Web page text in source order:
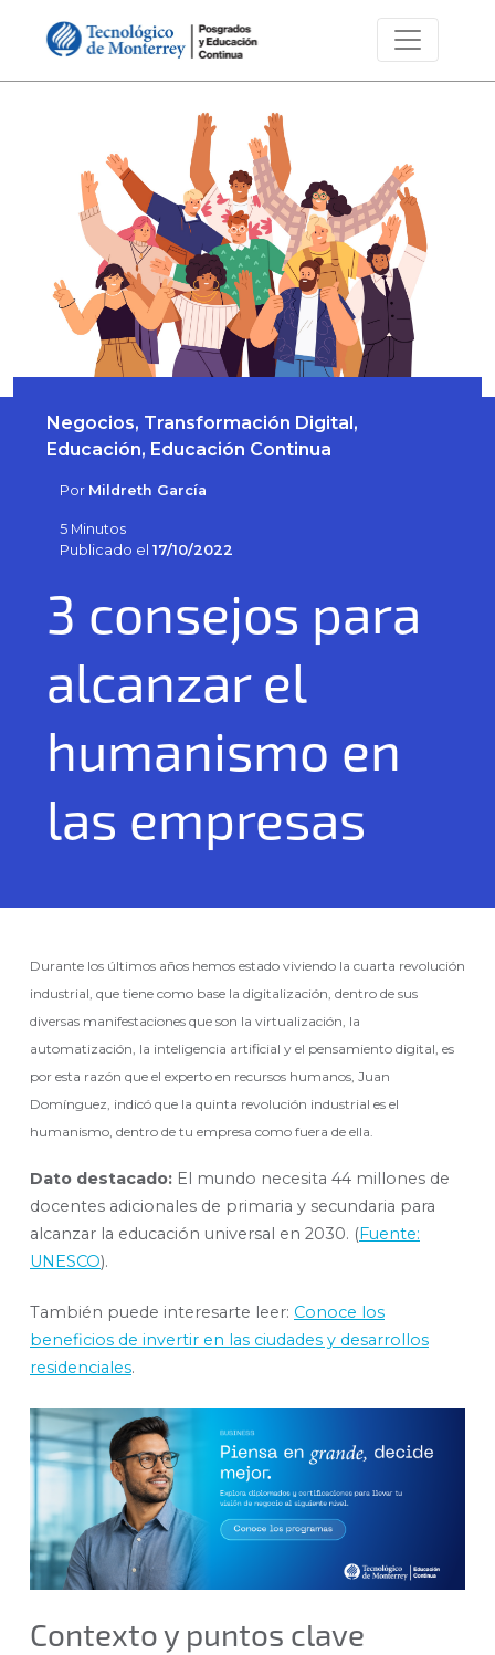
Negocios, Transformación Digital,
Educación, Educación Continua
Por Mildreth García
5 Minutos
Publicado el 17/10/2022
3 consejos para
alcanzar el
humanismo en
las empresas
Durante los últimos años hemos estado viviendo la cuarta revolución
industrial, que tiene como base la digitalización, dentro de sus
diversas manifestaciones que son la virtualización, la
automatización, la inteligencia artificial y el pensamiento digital, es
por esta razón que el experto en recursos humanos, Juan
Domínguez, indicó que la quinta revolución industrial es el
humanismo, dentro de tu empresa como fuera de ella.
Dato destacado: El mundo necesita 44 millones de
docentes adicionales de primaria y secundaria para
alcanzar la educación universal en 2030. (Fuente:
UNESCO).
También puede interesarte leer: Conoce los
beneficios de invertir en las ciudades y desarrollos
residenciales.
Contexto y puntos clave